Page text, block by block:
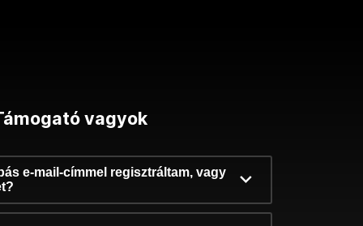
vagyok
e-mail-címmel regisztráltam, vagy